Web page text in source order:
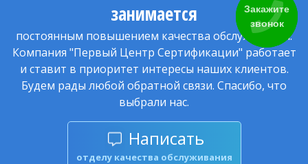
Закажите
звонок
занимается
постоянным повышением качества обслуживания.
Компания "Первый Центр Сертификации" работает
и ставит в приоритет интересы наших клиентов.
Будем рады любой обратной связи. Спасибо, что
выбрали нас.
Написать
отделу качества обслуживания